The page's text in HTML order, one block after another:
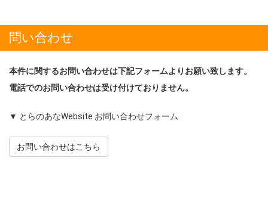
問い合わせ
本件に関するお問い合わせは下記フォームよりお願い致します。
電話でのお問い合わせは受け付けておりません。
▼ とらのあなWebsite お問い合わせフォーム
お問い合わせはこちら